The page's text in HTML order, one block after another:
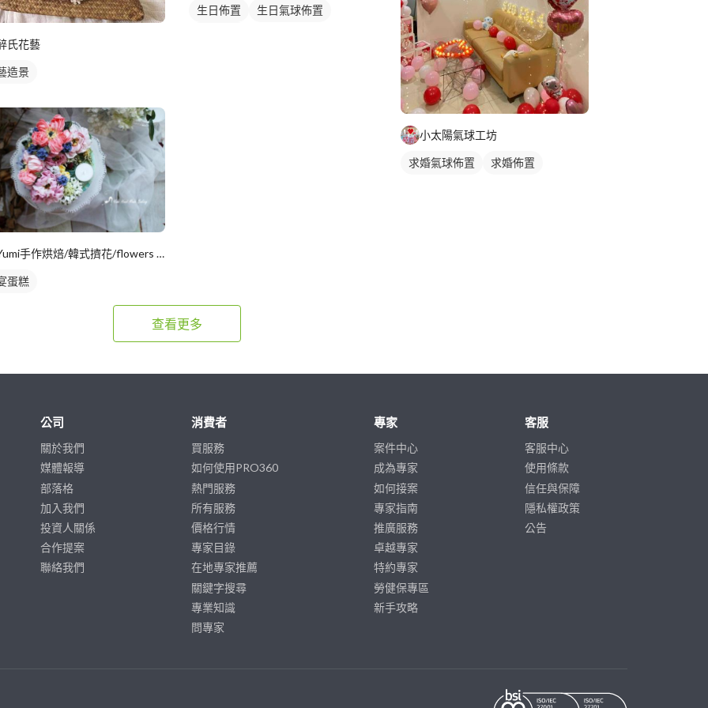
氏花藝
造景
Yumi手作烘焙/韓式擠花/flowers cake/香氛蠟
蛋糕
生日佈置
生日氣球佈置
小太陽氣球工坊
求婚氣球佈置 求婚佈置
查看更多
公司
關於我們
媒體報導
部落格
加入我們
投資人關係
合作提案
聯絡我們
消費者
買服務
如何使用PRO360
熱門服務
所有服務
價格行情
專家目錄
在地專家推薦
關鍵字搜尋
專業知識
問專家
專家
案件中心
成為專家
如何接案
專家指南
推廣服務
卓越專家
特約專家
勞健保專區
新手攻略
客服
客服中心
使用條款
信任與保障
隱私權政策
公告